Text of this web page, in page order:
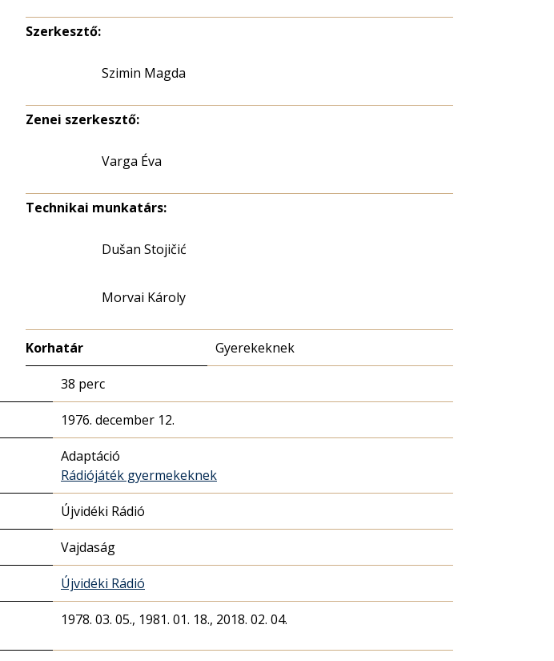
Szerkesztő:
Szimin Magda
Zenei szerkesztő:
Varga Éva
Technikai munkatárs:
Dušan Stojičić
Morvai Károly
Korhatár Gyerekeknek
38 perc
1976. december 12.
Adaptáció
Rádiójáték gyermekeknek
Újvidéki Rádió
Vajdaság
Újvidéki Rádió
1978. 03. 05., 1981. 01. 18., 2018. 02. 04.